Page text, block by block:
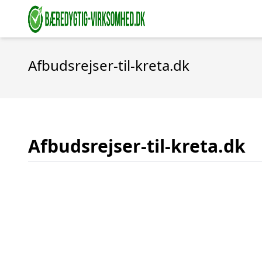
Afbudsrejser-til-kreta.dk
Afbudsrejser-til-kreta.dk